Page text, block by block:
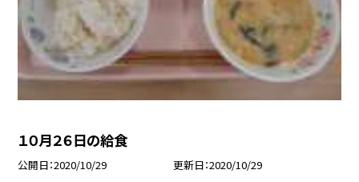
１０月２６日の給食
公開日 2020/10/29 更新日 2020/10/29